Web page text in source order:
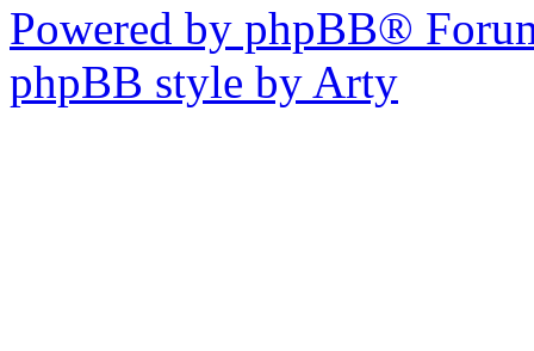
Powered by phpBB®
phpBB style by Arty